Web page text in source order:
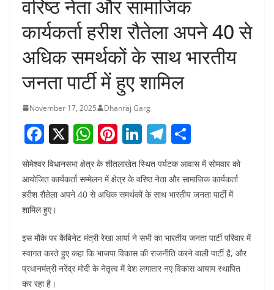
वरिष्ठ नेता और सामाजिक
कार्यकर्ता हरीश रौतेला अपने 40 से
अधिक समर्थकों के साथ भारतीय
जनता पार्टी में हुए शामिल
November 17, 2025 Dhanraj Garg
F
a
c
e
b
o
o
k
X W
h
at
s
p
p
Pi
nt
er
e
Li
n
k
e
n
T
el
e
gr
m
h
ar
e
सोमेश्वर विधानसभा क्षेत्र के शीतलाखेत स्थित पर्यटक आवास में सोमवार को
आयोजित कार्यकर्ता सम्मेलन में क्षेत्र के वरिष्ठ नेता और सामाजिक कार्यकर्ता
हरीश रौतेला अपने 40 से अधिक समर्थकों के साथ भारतीय जनता पार्टी में
शामिल हुए।
इस मौके पर कैबिनेट मंत्री रेखा आर्या ने सभी का भारतीय जनता पार्टी परिवार में
स्वागत करते हुए कहा कि भाजपा विकास की राजनीति करने वाली पार्टी है, और
प्रधानमंत्री नरेंद्र मोदी के नेतृत्व में देश लगातार नए विकास आयाम स्थापित
कर रहा है।